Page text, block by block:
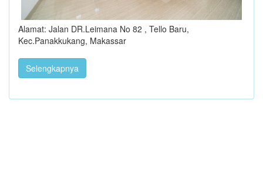
Alamat: Jalan DR.Leimana No 82 , Tello Baru,
Kec.Panakkukang, Makassar
Selengkapnya